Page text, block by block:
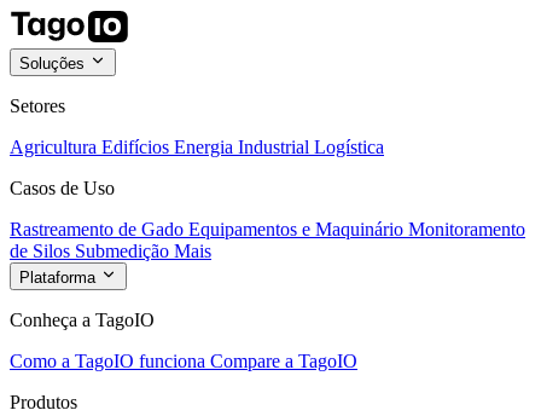
Soluções
Setores
Agricultura Edifícios Energia Industrial Logística
Casos de Uso
Rastreamento de Gado Equipamentos e Maquinário Monitoramento
de Silos Submedição Mais
Plataforma
Conheça a TagoIO
Como a TagoIO funciona Compare a TagoIO
Produtos